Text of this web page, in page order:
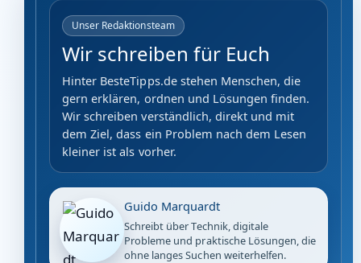
Unser Redaktionsteam
Wir schreiben für Euch
Hinter BesteTipps.de stehen Menschen, die
gern erklären, ordnen und Lösungen finden.
Wir schreiben verständlich, direkt und mit
dem Ziel, dass ein Problem nach dem Lesen
kleiner ist als vorher.
Guido Marquardt
Schreibt über Technik, digitale
Probleme und praktische Lösungen, die
ohne langes Suchen weiterhelfen.